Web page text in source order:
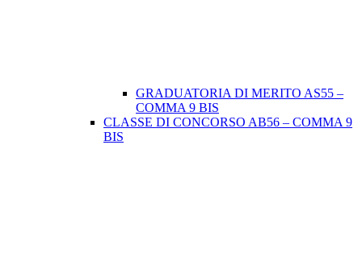
GRADUATORIA DI MERITO AS55 –
COMMA 9 BIS
CLASSE DI CONCORSO AB56 – COMMA 9
BIS